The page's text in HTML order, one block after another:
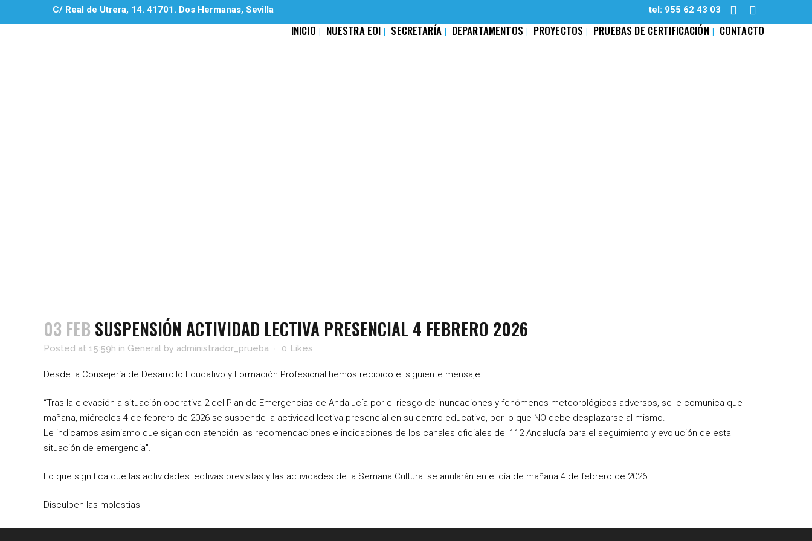
C/ Real de Utrera, 14. 41701. Dos Hermanas, Sevilla tel: 955 62 43 03
INICIO NUESTRA EOI SECRETARÍA DEPARTAMENTOS PROYECTOS PRUEBAS DE CERTIFICACIÓN CONTACTO
03 FEB SUSPENSIÓN ACTIVIDAD LECTIVA PRESENCIAL 4 FEBRERO 2026
Posted at 15:59h in General by administrador_prueba 0 Likes
Desde la Consejería de Desarrollo Educativo y Formación Profesional hemos recibido el siguiente mensaje:
“Tras la elevación a situación operativa 2 del Plan de Emergencias de Andalucía por el riesgo de inundaciones y fenómenos meteorológicos adversos, se le comunica que
mañana, miércoles 4 de febrero de 2026 se suspende la actividad lectiva presencial en su centro educativo, por lo que NO debe desplazarse al mismo.
Le indicamos asimismo que sigan con atención las recomendaciones e indicaciones de los canales oficiales del 112 Andalucía para el seguimiento y evolución de esta
situación de emergencia”.
Lo que significa que las actividades lectivas previstas y las actividades de la Semana Cultural se anularán en el día de mañana 4 de febrero de 2026.
Disculpen las molestias